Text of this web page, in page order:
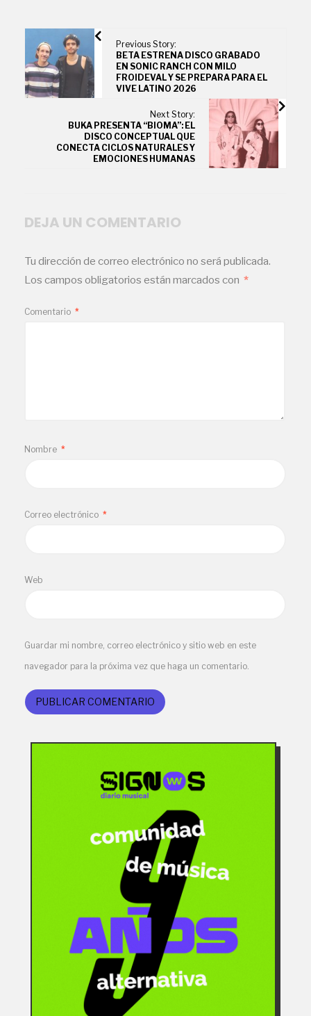
Previous Story:
BETA ESTRENA DISCO GRABADO
EN SONIC RANCH CON MILO
FROIDEVAL Y SE PREPARA PARA EL
VIVE LATINO 2026
Next Story:
BUKA PRESENTA “BIOMA”: EL
DISCO CONCEPTUAL QUE
CONECTA CICLOS NATURALES Y
EMOCIONES HUMANAS
DEJA UN COMENTARIO
Tu dirección de correo electrónico no será publicada.
Los campos obligatorios están marcados con *
Comentario *
Nombre *
Correo electrónico *
Web
Guardar mi nombre, correo electrónico y sitio web en este
navegador para la próxima vez que haga un comentario.